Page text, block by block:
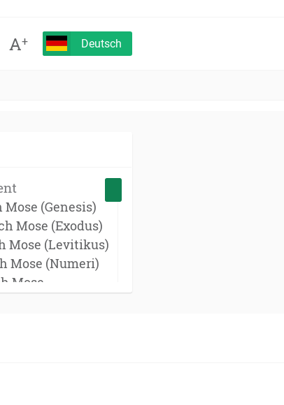
A+ Deutsch
Mose (Genesis)
Mose (Exodus)
Mose (Levitikus)
Mose (Numeri)
Mose